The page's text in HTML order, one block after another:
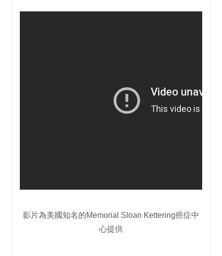
影片為美國知名的Memorial Sloan Kettering癌症中
心提供